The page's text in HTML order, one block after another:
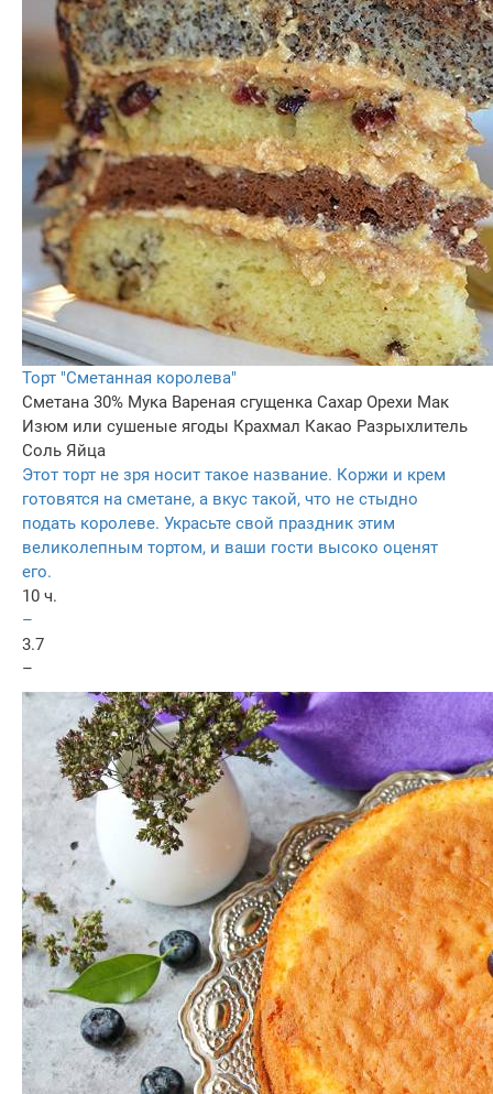
Торт "Сметанная королева"
Сметана 30% Мука Вареная сгущенка Сахар Орехи Мак
Изюм или сушеные ягоды Крахмал Какао Разрыхлитель
Соль Яйца
Этот торт не зря носит такое название. Коржи и крем
готовятся на сметане, а вкус такой, что не стыдно
подать королеве. Украсьте свой праздник этим
великолепным тортом, и ваши гости высоко оценят
его.
10 ч.
–
3.7
–